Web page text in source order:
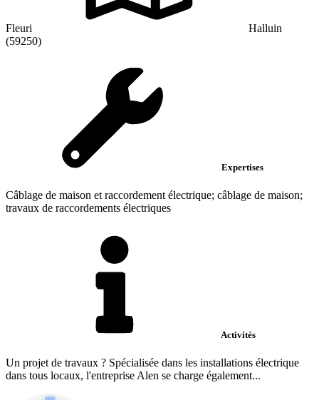
Fleuri
Halluin
(59250)
Expertises
Câblage de maison et raccordement électrique; câblage de maison;
travaux de raccordements électriques
Activités
Un projet de travaux ? Spécialisée dans les installations électrique
dans tous locaux, l'entreprise Alen se charge également...